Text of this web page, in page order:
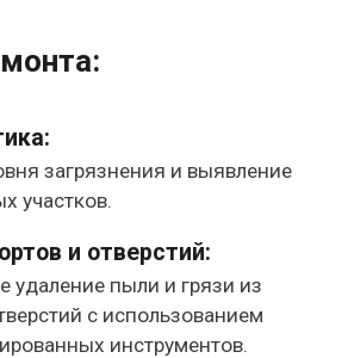
загрязнения и выявление
участков.
и отверстий:
удаление пыли и грязи из
с использованием
инструментов.